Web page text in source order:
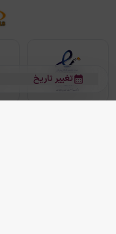
تغییر تاریخ